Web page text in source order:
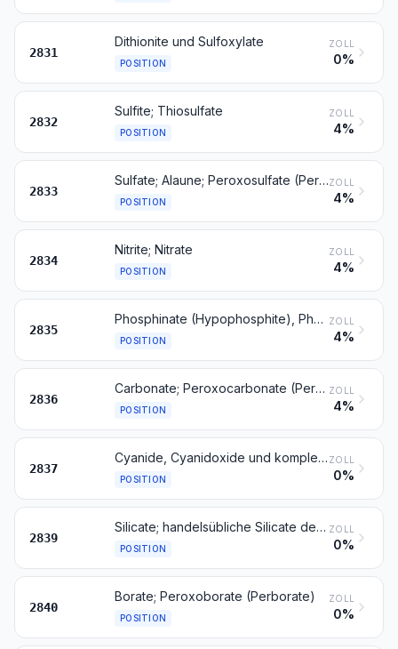
2831
Dithionite und Sulfoxylate
POSITION
ZOLL
0%
2832
Sulfite; Thiosulfate
POSITION
ZOLL
4%
2833
Sulfate; Alaune; Peroxosulfate (Persulfate)
POSITION
ZOLL
4%
2834
Nitrite; Nitrate
POSITION
ZOLL
4%
2835
Phosphinate (Hypophosphite), Phosphonate (Phosphite) und Phosphate; Polyphosphate, auch chemisch nicht einheitlich
POSITION
ZOLL
4%
2836
Carbonate; Peroxocarbonate (Percarbonate); handelsübliches Ammoniumcarbonat, Ammoniumcarbamat enthaltend
POSITION
ZOLL
4%
2837
Cyanide, Cyanidoxide und komplexe Cyanide
POSITION
ZOLL
0%
2839
Silicate; handelsübliche Silicate der Alkalimetalle
POSITION
ZOLL
0%
2840
Borate; Peroxoborate (Perborate)
POSITION
ZOLL
0%